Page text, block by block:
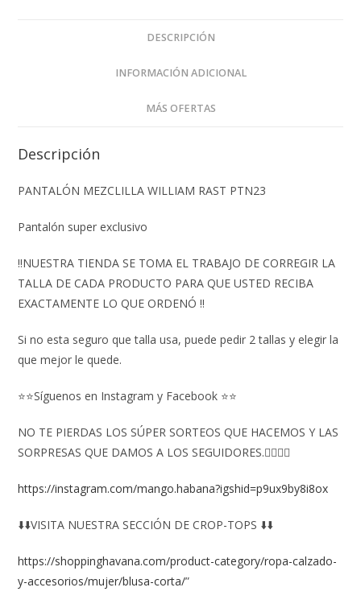
DESCRIPCIÓN
INFORMACIÓN ADICIONAL
MÁS OFERTAS
Descripción
PANTALÓN MEZCLILLA WILLIAM RAST PTN23
Pantalón super exclusivo
‼️NUESTRA TIENDA SE TOMA EL TRABAJO DE CORREGIR LA
TALLA DE CADA PRODUCTO PARA QUE USTED RECIBA
EXACTAMENTE LO QUE ORDENÓ ‼️
Si no esta seguro que talla usa, puede pedir 2 tallas y elegir la
que mejor le quede.
⭐⭐Síguenos en Instagram y Facebook ⭐⭐
NO TE PIERDAS LOS SÚPER SORTEOS QUE HACEMOS Y LAS
SORPRESAS QUE DAMOS A LOS SEGUIDORES.👇🏻👇🏻
https://instagram.com/mango.habana?igshid=p9ux9by8i8ox
⬇️⬇️VISITA NUESTRA SECCIÓN DE CROP-TOPS ⬇️⬇️
https://shoppinghavana.com/product-category/ropa-calzado-
y-accesorios/mujer/blusa-corta/”